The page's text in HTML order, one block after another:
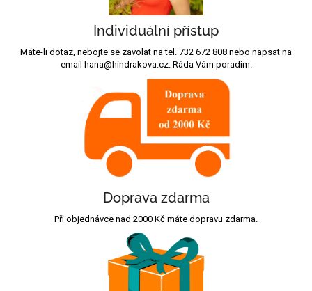
Individuální přístup
Máte-li dotaz, nebojte se zavolat na tel. 732 672 808 nebo napsat na
email hana@hindrakova.cz. Ráda Vám poradím.
Doprava zdarma
Při objednávce nad 2000 Kč máte dopravu zdarma.